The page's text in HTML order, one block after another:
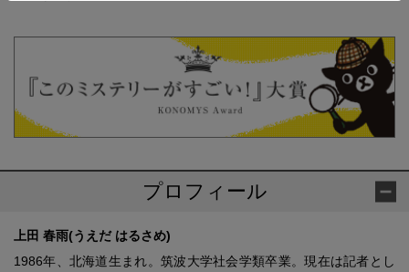
プロフィール
上田 春雨(うえだ はるさめ)
1986年、北海道生まれ。筑波大学社会学類卒業。現在は記者とし